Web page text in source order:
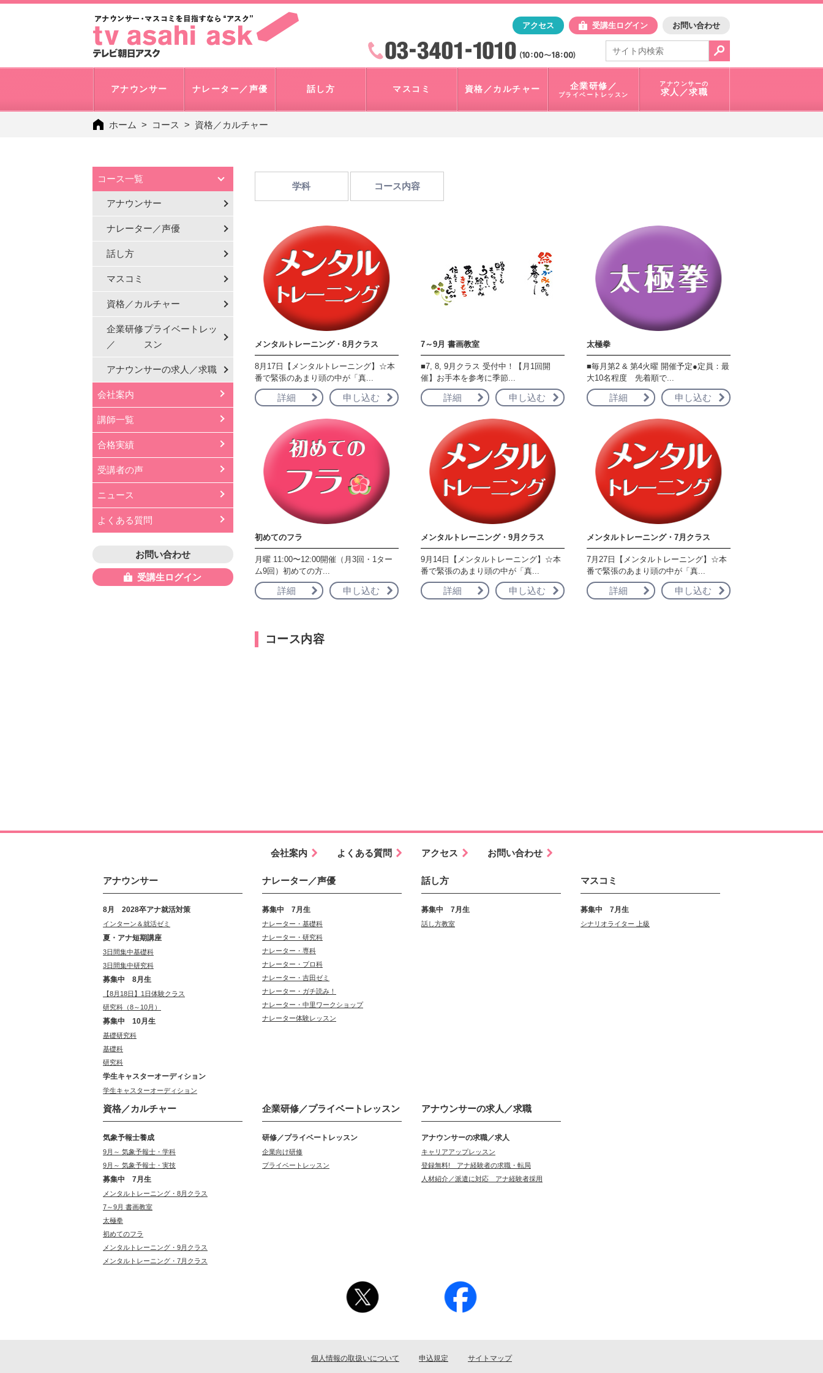
「アナウンサー・マスコミを目指すなら"アスク"」テレビ朝日アスク
アクセス 受講生ログイン お問い合わせ
電話で問合せ：
03-3401-1010
検索
アナウンサー ナレーター／声優 話し方 マスコミ 資格／カルチャー 企業研修／
プライベートレッスン
アナウンサーの
求人／求職
ホーム コース 資格／カルチャー
コース一覧
アナウンサー
ナレーター／声優
話し方
マスコミ
資格／カルチャー
企業研修
／
プライベートレッ
スン
アナウンサーの求人／求職
会社案内
講師一覧
合格実績
受講者の声
ニュース
よくある質問
お問い合わせ
受講生ログイン
学科 コース内容
メンタルトレーニング・8月クラス
8月17日【メンタルトレーニング】☆本
番で緊張のあまり頭の中が「真...
詳細 申し込む
7～9月 書画教室
■7, 8, 9月クラス 受付中！【月1回開
催】お手本を参考に季節...
詳細 申し込む
太極拳
■毎月第2 & 第4火曜 開催予定●定員：最
大10名程度 先着順で...
詳細 申し込む
初めてのフラ
月曜 11:00〜12:00開催（月3回・1ター
ム9回）初めての方...
詳細 申し込む
メンタルトレーニング・9月クラス
9月14日【メンタルトレーニング】☆本
番で緊張のあまり頭の中が「真...
詳細 申し込む
メンタルトレーニング・7月クラス
7月27日【メンタルトレーニング】☆本
番で緊張のあまり頭の中が「真...
詳細 申し込む
コース内容
会社案内 よくある質問 アクセス お問い合わせ
アナウンサー
8月 2028卒アナ就活対策
インターン＆就活ゼミ
夏・アナ短期講座
3日間集中基礎科
3日間集中研究科
募集中 8月生
【8月18日】1日体験クラス
研究科（8～10月）
募集中 10月生
基礎研究科
基礎科
研究科
学生キャスターオーディション
学生キャスターオーディション
ナレーター／声優
募集中 7月生
ナレーター・基礎科
ナレーター・研究科
ナレーター・専科
ナレーター・プロ科
ナレーター・吉田ゼミ
ナレーター・ガチ読み！
ナレーター・中里ワークショップ
ナレーター体験レッスン
話し方
募集中 7月生
話し方教室
マスコミ
募集中 7月生
シナリオライター 上級
資格／カルチャー
気象予報士養成
9月～ 気象予報士・学科
9月～ 気象予報士・実技
募集中 7月生
メンタルトレーニング・8月クラス
7～9月 書画教室
太極拳
初めてのフラ
メンタルトレーニング・9月クラス
メンタルトレーニング・7月クラス
企業研修／プライベートレッスン
研修／プライベートレッスン
企業向け研修
プライベートレッスン
アナウンサーの求人／求職
アナウンサーの求職／求人
キャリアアップレッスン
登録無料! アナ経験者の求職・転局
人材紹介／派遣に対応 アナ経験者採用
個人情報の取扱いについて 申込規定 サイトマップ